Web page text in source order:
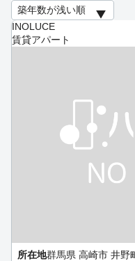
INOLUCE
賃貸アパート
所在地群馬県 高崎市 井野